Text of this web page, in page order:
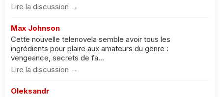
Lire la discussion →
Max Johnson
Cette nouvelle telenovela semble avoir tous les
ingrédients pour plaire aux amateurs du genre :
vengeance, secrets de fa...
Lire la discussion →
Oleksandr